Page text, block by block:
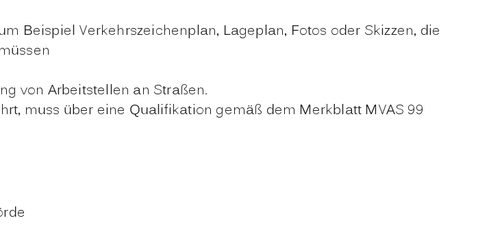
Beispiel Verkehrszeichenplan, Lageplan, Fotos oder Skizzen, die
von Arbeitstellen an Straßen.
muss über eine Qualifikation gemäß dem Merkblatt MVAS 99